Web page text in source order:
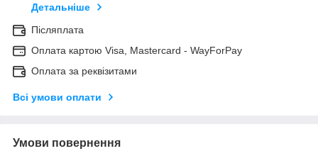
Детальніше
Післяплата
Оплата картою Visa, Mastercard - WayForPay
Оплата за реквізитами
Всі умови оплати
Умови повернення